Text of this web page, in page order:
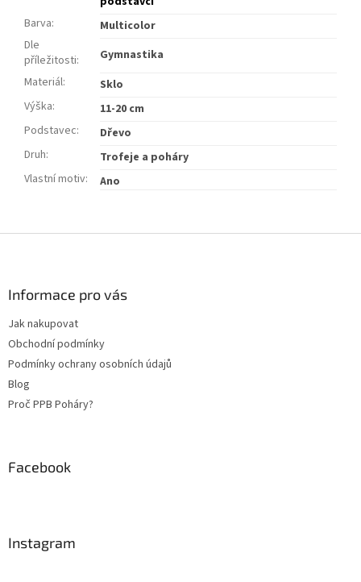
Barva:
Multicolor
Dle
příležitosti:
Gymnastika
Materiál:
Sklo
Výška:
11-20 cm
Podstavec:
Dřevo
Druh:
Trofeje a poháry
Vlastní motiv: Ano
Informace pro vás
Jak nakupovat
Obchodní podmínky
Podmínky ochrany osobních údajů
Blog
Proč PPB Poháry?
Facebook
Instagram